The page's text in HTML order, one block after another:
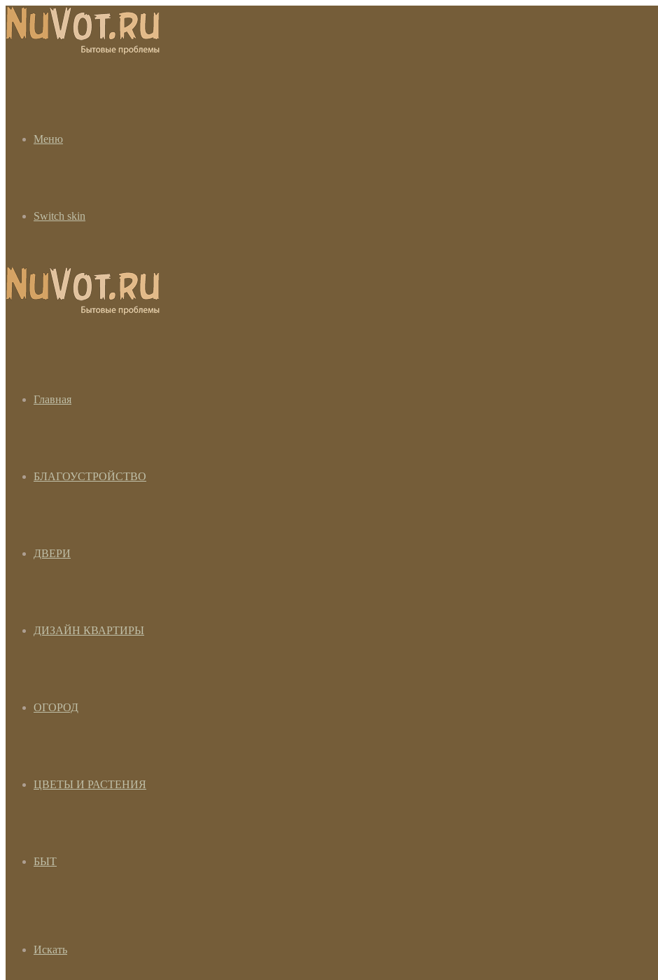
Меню
Switch skin
Главная
БЛАГОУСТРОЙСТВО
ДВЕРИ
ДИЗАЙН КВАРТИРЫ
ОГОРОД
ЦВЕТЫ И РАСТЕНИЯ
БЫТ
Искать